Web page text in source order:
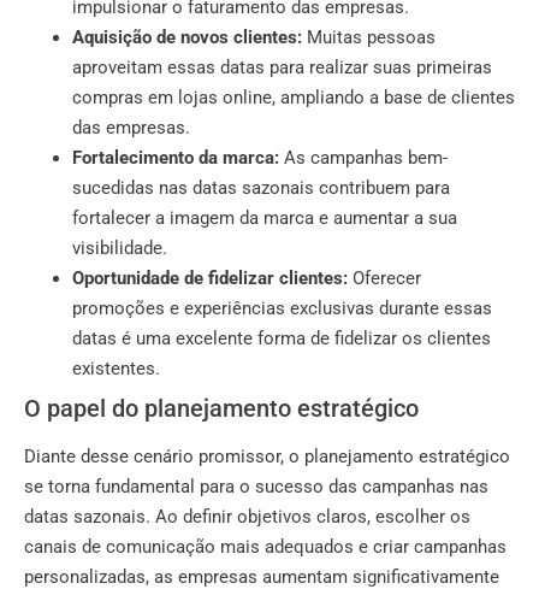
impulsionar o faturamento das empresas.
Aquisição de novos clientes: Muitas pessoas
aproveitam essas datas para realizar suas primeiras
compras em lojas online, ampliando a base de clientes
das empresas.
Fortalecimento da marca: As campanhas bem-
sucedidas nas datas sazonais contribuem para
fortalecer a imagem da marca e aumentar a sua
visibilidade.
Oportunidade de fidelizar clientes: Oferecer
promoções e experiências exclusivas durante essas
datas é uma excelente forma de fidelizar os clientes
existentes.
O papel do planejamento estratégico
Diante desse cenário promissor, o planejamento estratégico
se torna fundamental para o sucesso das campanhas nas
datas sazonais. Ao definir objetivos claros, escolher os
canais de comunicação mais adequados e criar campanhas
personalizadas, as empresas aumentam significativamente